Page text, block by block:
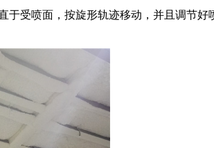
受喷面，按旋形轨迹移动，并且调节